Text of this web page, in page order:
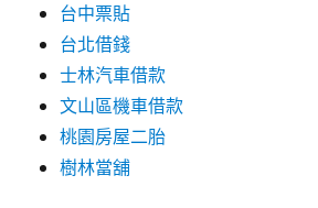
台中票貼
台北借錢
士林汽車借款
文山區機車借款
桃園房屋二胎
樹林當舖